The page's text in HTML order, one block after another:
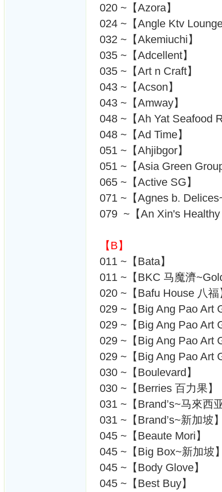
020 ~【Azora】
024 ~【Angle Ktv
032 ~【Akemiuchi】
035 ~【Adcellent】
035 ~【Art n Craft】
043 ~【Acson】
043 ~【Amway】
048 ~【Ah Yat Seafood
048 ~【Ad Time】
051 ~【Ahjibgor】
051 ~【Asia Green
065 ~【Active SG】
071 ~【Agnes b.
079 ~【An Xin's
【B】
011 ~【Bata】
011 ~【BKC 马魔濟
020 ~【Bafu House 八福
029 ~【Big Ang Pao Art
029 ~【Big Ang Pao Art
029 ~【Big Ang Pao Art
029 ~【Big Ang Pao Art
030 ~【Boulevard】
030 ~【Berries 百力果】
031 ~【Brand’s~马來西
031 ~【Brand’s~新加坡
045 ~【Beaute Mori】
045 ~【Big Box~新加坡
045 ~【Body Glove】
045 ~【Best Buy】